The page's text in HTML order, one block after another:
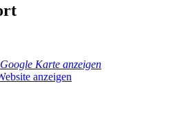
Google Karte anzeigen
anzeigen